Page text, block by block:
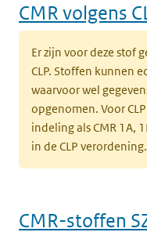
CMR volgens
Er zijn voor deze stof
CLP. Stoffen kunnen
waarvoor wel
opgenomen. Voor
indeling als CMR 1A,
in de CLP verordening.
CMR-stoffen